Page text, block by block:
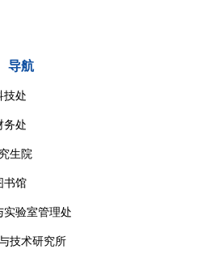
导航
技处
务处
生院
书馆
实验室管理处
技术研究所